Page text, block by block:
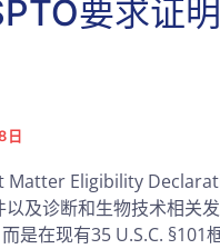
要求证
日
Matter Eligibility
及诊断和生物技术相关
是在现有35 U.S.C. §101